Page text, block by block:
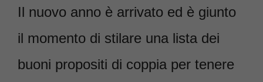
Il nuovo anno è arrivato ed è giunto
il momento di stilare una lista dei
buoni propositi di coppia per tenere